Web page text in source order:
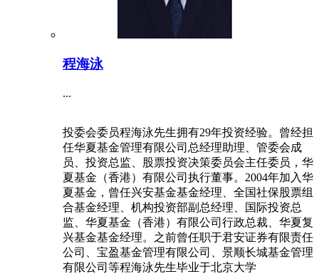
程海泳
...
投委会委员程海泳先生拥有29年投资经验。曾经担
任华夏基金管理有限公司总经理助理、管委会成
员、投资总监、股票投资决策委员会主任委员，华
夏基金（香港）有限公司执行董事。2004年加入华
夏基金，曾任兴安基金基金经理、全国社保股票组
合基金经理、机构投资部副总经理、国际投资总
监、华夏基金（香港）有限公司行政总裁、华夏复
兴基金基金经理。之前曾任职于君安证券有限责任
公司、宝盈基金管理有限公司、景顺长城基金管理
有限公司等程海泳先生毕业于北京大学